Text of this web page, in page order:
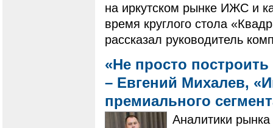
на иркутском рынке ИЖС и
время круглого стола
рассказал руководитель
«Не просто
– Евгений Михалев,
премиального
Аналитики